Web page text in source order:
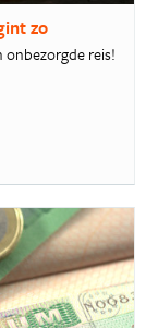
zo
onbezorgde reis!